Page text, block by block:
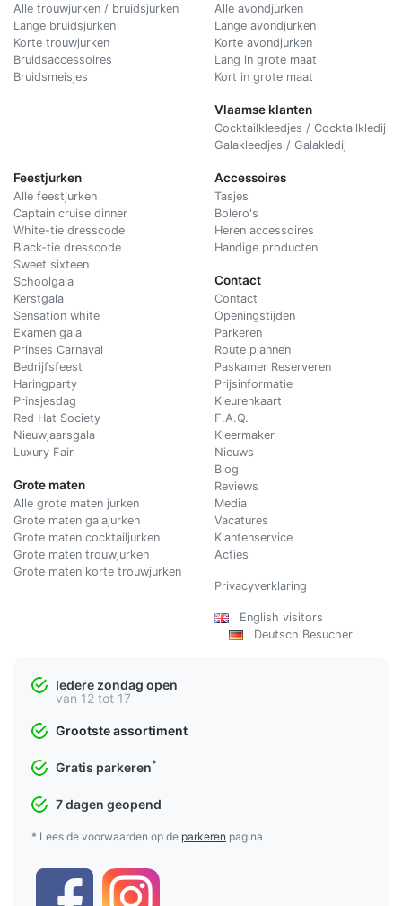
Alle trouwjurken / bruidsjurken
Lange bruidsjurken
Korte trouwjurken
Bruidsaccessoires
Bruidsmeisjes
Alle avondjurken
Lange avondjurken
Korte avondjurken
Lang in grote maat
Kort in grote maat
Vlaamse klanten
Cocktailkleedjes / Cocktailkledij
Galakleedjes / Galakledij
Feestjurken
Alle feestjurken
Captain cruise dinner
White-tie dresscode
Black-tie dresscode
Sweet sixteen
Schoolgala
Kerstgala
Sensation white
Examen gala
Prinses Carnaval
Bedrijfsfeest
Haringparty
Prinsjesdag
Red Hat Society
Nieuwjaarsgala
Luxury Fair
Grote maten
Alle grote maten jurken
Grote maten galajurken
Grote maten cocktailjurken
Grote maten trouwjurken
Grote maten korte trouwjurken
Accessoires
Tasjes
Bolero's
Heren accessoires
Handige producten
Contact
Contact
Openingstijden
Parkeren
Route plannen
Paskamer Reserveren
Prijsinformatie
Kleurenkaart
F.A.Q.
Kleermaker
Nieuws
Blog
Reviews
Media
Vacatures
Klantenservice
Acties
Privacyverklaring
English visitors
Deutsch Besucher
Iedere zondag open
van 12 tot 17
Grootste assortiment
Gratis parkeren*
7 dagen geopend
* Lees de voorwaarden op de parkeren pagina